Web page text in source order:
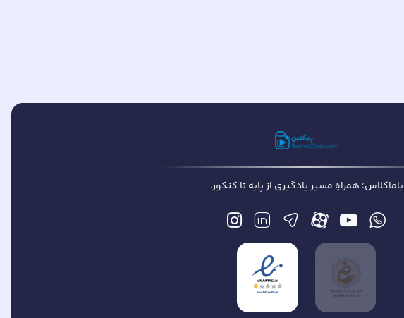
باماکلاس؛ همراهِ مسیر یادگیری از پایه تا کنکور.